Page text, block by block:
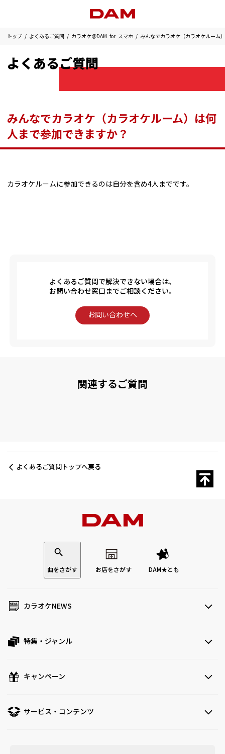
トップ よくあるご質問 カラオケ＠DAM for スマホ みんなでカラオケ（カラオケルーム
よくあるご質問
みんなでカラオケ（カラオケルーム）は何
人まで参加できますか？
カラオケルームに参加できるのは自分を含め4人までです。
よくあるご質問トップへ戻る
よくあるご質問で解決できない場合は、
お問い合わせ窓口までご相談ください。
お問い合わせへ
関連するご質問
曲をさがす お店をさがす DAM★とも
カラオケNEWS
特集・ジャンル
キャンペーン
サービス・コンテンツ